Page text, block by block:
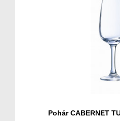
Pohár CABERNET